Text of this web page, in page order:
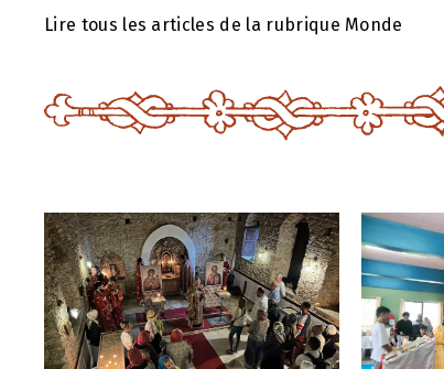
Lire tous les articles de la rubrique Monde